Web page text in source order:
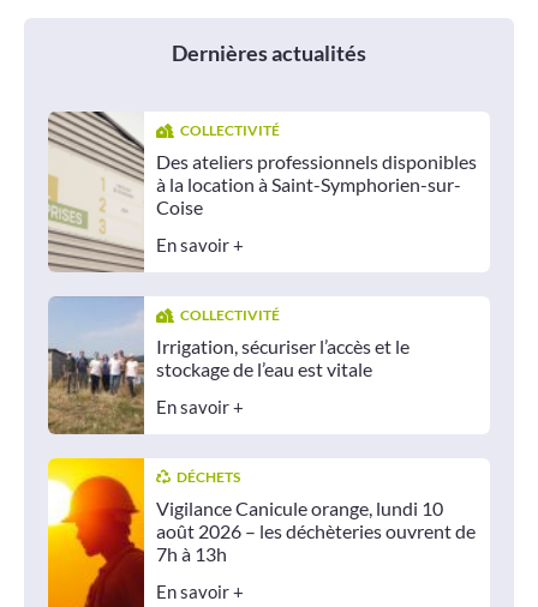
Dernières actualités
COLLECTIVITÉ
Des ateliers professionnels disponibles
à la location à Saint-Symphorien-sur-
Coise
En savoir +
COLLECTIVITÉ
Irrigation, sécuriser l’accès et le
stockage de l’eau est vitale
En savoir +
DÉCHETS
Vigilance Canicule orange, lundi 10
août 2026 – les déchèteries ouvrent de
7h à 13h
En savoir +